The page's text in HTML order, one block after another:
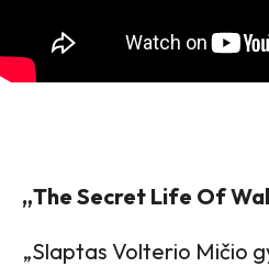
„The Secret Life Of
„Slaptas Volterio Mičio